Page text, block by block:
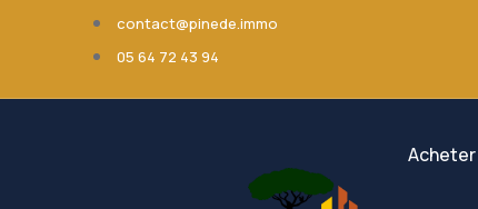
contact@pinede.immo
05 64 72 43 94
Acheter